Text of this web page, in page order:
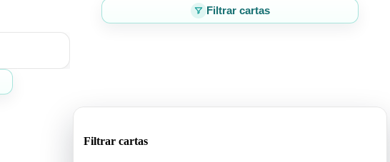
Filtrar cartas
Filtrar cartas